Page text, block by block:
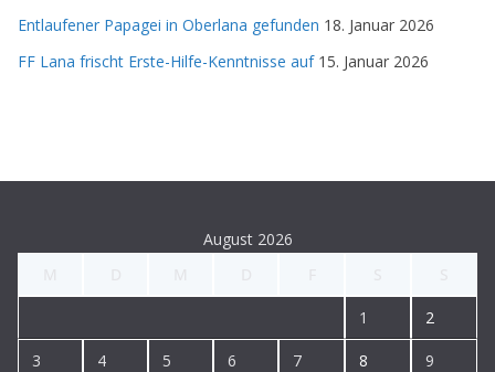
Entlaufener Papagei in Oberlana gefunden 18. Januar 2026
FF Lana frischt Erste-Hilfe-Kenntnisse auf 15. Januar 2026
August 2026
1 2
3 4 5 6 7 8 9